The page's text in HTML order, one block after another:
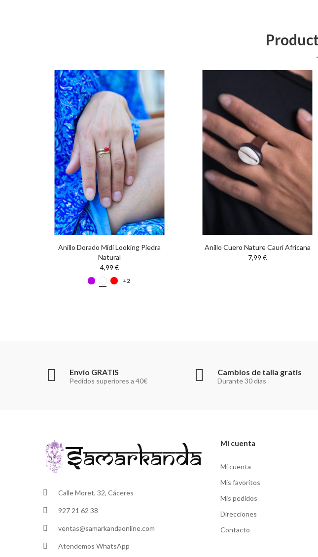
Anillo Dorado Midi Looking Piedra
Natural
4,99 €
+2
Anillo Cuero Nature Cauri Africana
7,99 €
Envío GRATIS
Pedidos superiores a 40€
Cambios de talla gratis
Durante 30 días
Calle Moret, 32, Cáceres
927 21 62 38
ventas@samarkandaonline.com
Atendemos WhatsApp
Mi cuenta
Mi cuenta
Mis favoritos
Mis pedidos
Direcciones
Contacto